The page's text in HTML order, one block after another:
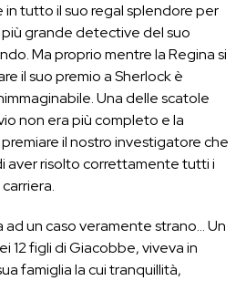
in tutto il suo regal splendore per
grande detective del suo
Ma proprio mentre la Regina si
il suo premio a Sherlock è
Una delle scatole
non era più completo e la
il nostro investigatore che
aver risolto correttamente tutti i
ad un caso veramente strano… Un
12 figli di Giacobbe, viveva in
famiglia la cui tranquillità,